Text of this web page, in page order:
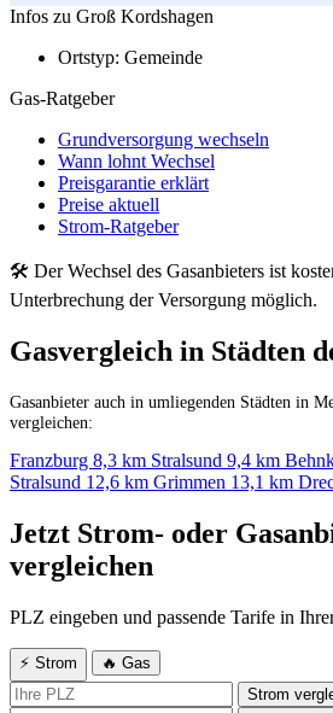
Infos zu Groß Kordshagen
Ortstyp: Gemeinde
Gas-Ratgeber
Grundversorgung wechseln
Wann lohnt Wechsel
Preisgarantie erklärt
Preise aktuell
Strom-Ratgeber
🛠 Der Wechsel des Gasanbieters ist
Unterbrechung der Versorgung möglich.
Gasvergleich in Städten
Gasanbieter auch in umliegenden Städten in
vergleichen:
Franzburg 8,3 km Stralsund 9,4 km
Stralsund 12,6 km Grimmen 13,1 km
Jetzt Strom- oder
vergleichen
PLZ eingeben und passende Tarife in
⚡ Strom
🔥 Gas
Strom